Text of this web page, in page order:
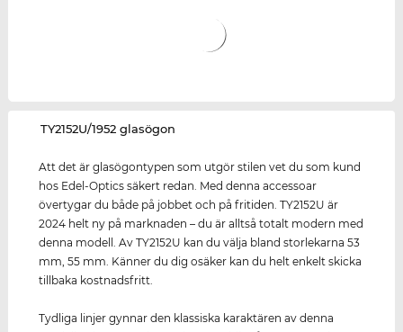
‌TY2152U/1952 glasögon
Att det är glasögontypen som utgör stilen vet du som kund
hos Edel-Optics säkert redan. Med denna accessoar
övertygar du både på jobbet och på fritiden. TY2152U är
2024 helt ny på marknaden – du är alltså totalt modern med
denna modell. Av TY2152U kan du välja bland storlekarna 53
mm, 55 mm. Känner du dig osäker kan du helt enkelt skicka
tillbaka kostnadsfritt.
Tydliga linjer gynnar den klassiska karaktären av denna